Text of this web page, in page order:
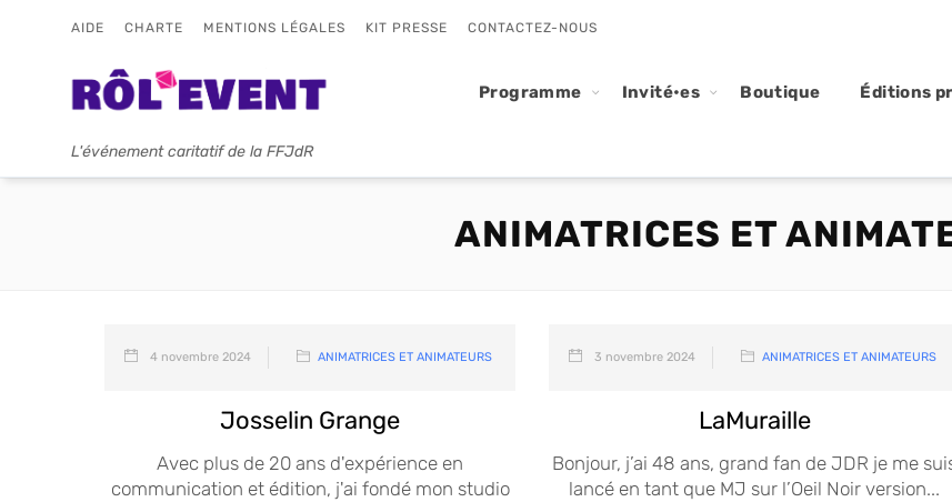
AIDE CHARTE MENTIONS LÉGALES KIT PRESSE CONTACTEZ-NOUS
Programme Invité•es Boutique Éditions
L'événement caritatif de la FFJdR
ANIMATRICES ET
4 novembre 2024 ANIMATRICES ET ANIMATEURS
Josselin Grange
Avec plus de 20 ans d'expérience en
communication et édition, j'ai fondé mon studio
3 novembre 2024 ANIMATRICES ET ANIMATEURS
LaMuraille
Bonjour, j’ai 48 ans, grand fan de JDR je me
lancé en tant que MJ sur l’Oeil Noir version...